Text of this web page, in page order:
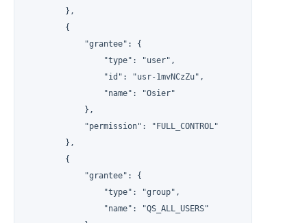
        },
        {
            "grantee": {
                "type": "user",
                "id": "usr-1mvNCzZu",
                "name": "Osier"
            },
            "permission": "FULL_CONTROL"
        },
        {
            "grantee": {
                "type": "group",
                "name": "QS_ALL_USERS"